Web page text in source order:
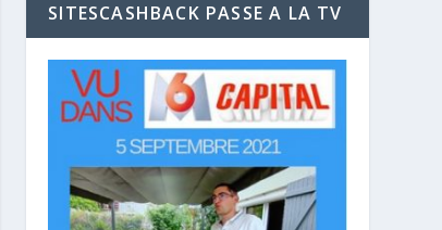
SITESCASHBACK PASSE A LA TV